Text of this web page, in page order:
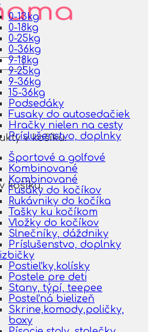
v košíku.
košíku.
0-13kg
0-18kg
0-25kg
0-36kg
9-18kg
9-25kg
9-36kg
15-36kg
Podsedáky
Fusaky do autosedačiek
Hračky nielen na cesty
Príslušenstvo, doplnky
Športové a golfové
Kombinované
Kombinované
Fusáky do kočíkov
Rukávniky do kočíka
Tašky ku kočíkom
Vložky do kočíkov
Slnečníky, dáždniky
Príslušenstvo, doplnky
Postieľky,kolísky
Postele pre deti
Stany, týpí, teepee
Posteľná bielizeň
Skrine,komody,poličky,
boxy